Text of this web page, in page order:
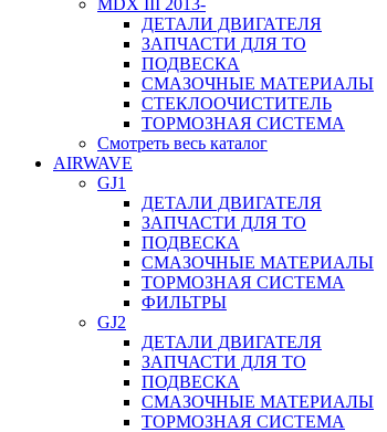
MDX III 2013-
ДЕТАЛИ ДВИГАТЕЛЯ
ЗАПЧАСТИ ДЛЯ ТО
ПОДВЕСКА
СМАЗОЧНЫЕ МАТЕРИАЛЫ
СТЕКЛООЧИСТИТЕЛЬ
ТОРМОЗНАЯ СИСТЕМА
Смотреть весь каталог
AIRWAVE
GJ1
ДЕТАЛИ ДВИГАТЕЛЯ
ЗАПЧАСТИ ДЛЯ ТО
ПОДВЕСКА
СМАЗОЧНЫЕ МАТЕРИАЛЫ
ТОРМОЗНАЯ СИСТЕМА
ФИЛЬТРЫ
GJ2
ДЕТАЛИ ДВИГАТЕЛЯ
ЗАПЧАСТИ ДЛЯ ТО
ПОДВЕСКА
СМАЗОЧНЫЕ МАТЕРИАЛЫ
ТОРМОЗНАЯ СИСТЕМА